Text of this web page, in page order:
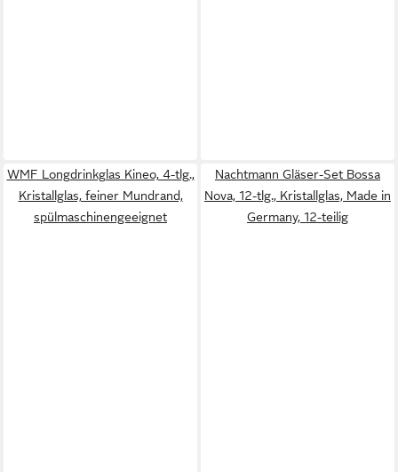
WMF Longdrinkglas Kineo, 4-tlg.,
Kristallglas, feiner Mundrand,
spülmaschinengeeignet
Nachtmann Gläser-Set Bossa
Nova, 12-tlg., Kristallglas, Made in
Germany, 12-teilig